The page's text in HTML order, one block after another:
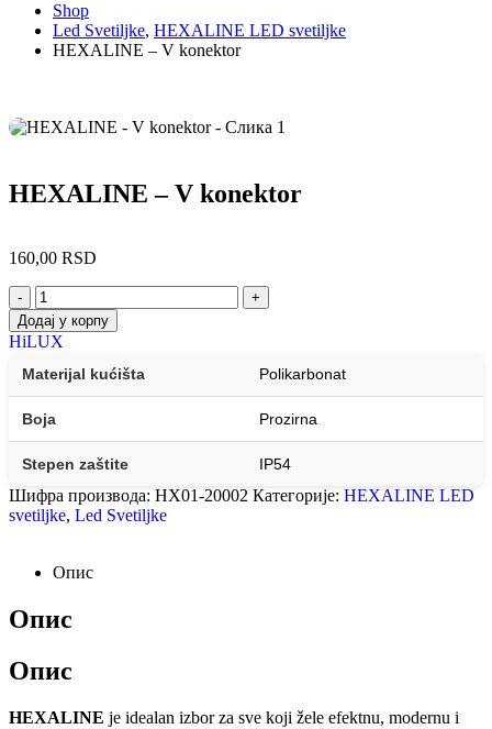
Shop
Led Svetiljke, HEXALINE LED svetiljke
HEXALINE – V konektor
HEXALINE – V konektor
160,00 RSD
-
+
Додај у корпу
HiLUX
Materijal kućišta Polikarbonat
Boja Prozirna
Stepen zaštite IP54
Шифра производа: HX01-20002 Категорије: HEXALINE LED
svetiljke, Led Svetiljke
Опис
Опис
Опис
HEXALINE je idealan izbor za sve koji žele efektnu, modernu i